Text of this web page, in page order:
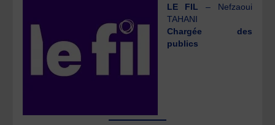
LE FIL – Nefzaoui
TAHANI
Chargée des
publics